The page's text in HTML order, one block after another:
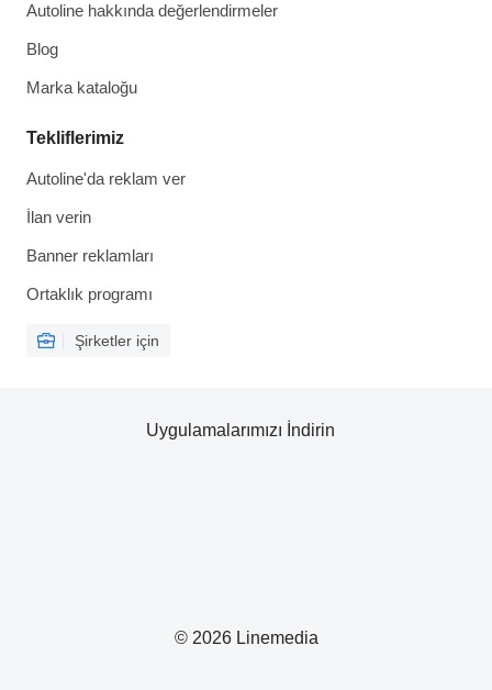
Autoline hakkında değerlendirmeler
Blog
Marka kataloğu
Tekliflerimiz
Autoline'da reklam ver
İlan verin
Banner reklamları
Ortaklık programı
Şirketler için
© 2026 Linemedia
Uygulamalarımızı İndirin